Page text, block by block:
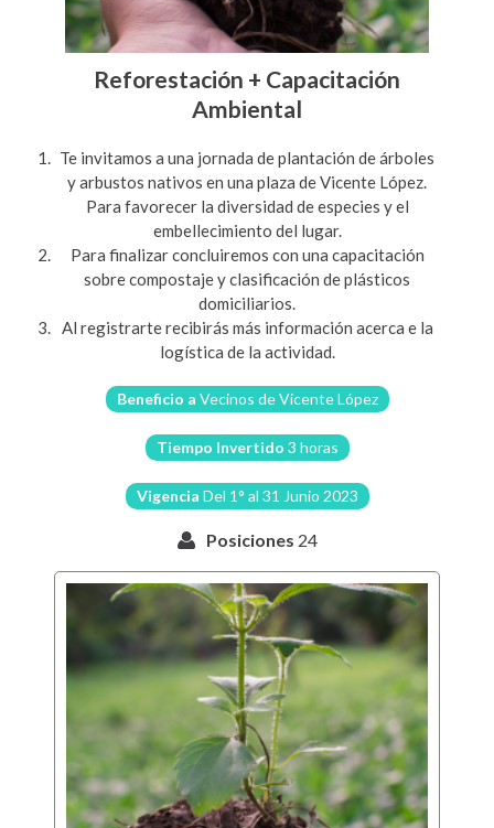
Reforestación + Capacitación
Ambiental
Te invitamos a una jornada de plantación de árboles
y arbustos nativos en una plaza de Vicente López.
Para favorecer la diversidad de especies y el
embellecimiento del lugar.
Para finalizar concluiremos con una capacitación
sobre compostaje y clasificación de plásticos
domiciliarios.
Al registrarte recibirás más información acerca e la
logística de la actividad.
Beneficio a Vecinos de Vicente López
Tiempo Invertido 3 horas
Vigencia Del 1° al 31 Junio 2023
Posiciones 24